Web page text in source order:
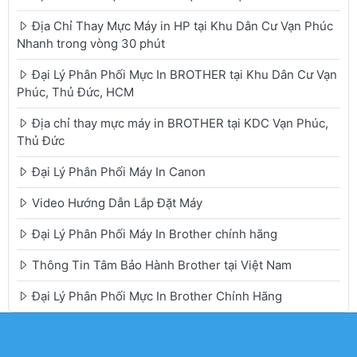
Địa Chỉ Thay Mực Máy in HP tại Khu Dân Cư Vạn Phúc
Nhanh trong vòng 30 phút
Đại Lý Phân Phối Mực In BROTHER tại Khu Dân Cư Vạn
Phúc, Thủ Đức, HCM
Địa chỉ thay mực máy in BROTHER tại KDC Vạn Phúc,
Thủ Đức
Đại Lý Phân Phối Máy In Canon
Video Hướng Dẫn Lắp Đặt Máy
Đại Lý Phân Phối Máy In Brother chính hãng
Thông Tin Tâm Bảo Hành Brother tại Việt Nam
Đại Lý Phân Phối Mực In Brother Chính Hãng